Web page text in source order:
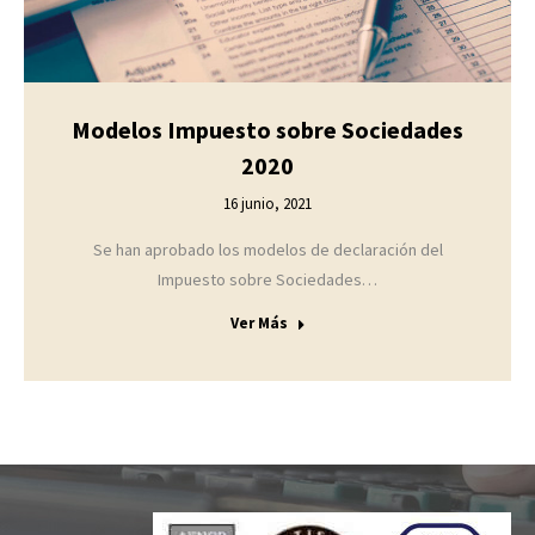
Modelos Impuesto sobre Sociedades
2020
16 junio, 2021
Se han aprobado los modelos de declaración del
Impuesto sobre Sociedades…
Ver Más